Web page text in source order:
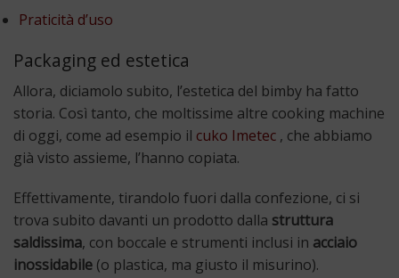
Praticità d’uso
Packaging ed estetica
Allora, diciamolo subito, l’estetica del bimby ha fatto
storia. Così tanto, che moltissime altre cooking machine
di oggi, come ad esempio il cuko Imetec , che abbiamo
già visto assieme, l’hanno copiata.
Effettivamente, tirandolo fuori dalla confezione, ci si
trova subito davanti un prodotto dalla struttura
saldissima, con boccale e strumenti inclusi in acciaio
inossidabile (o plastica, ma giusto il misurino).